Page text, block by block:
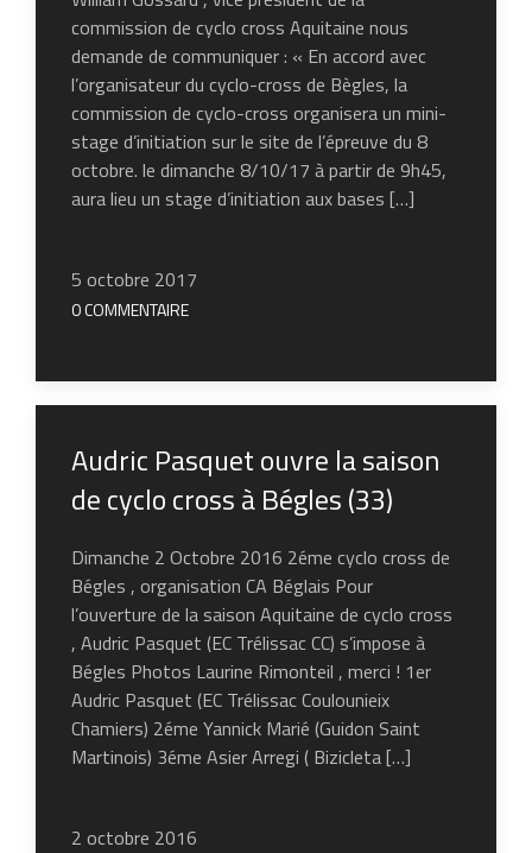
commission de cyclo cross Aquitaine nous
demande de communiquer : « En accord avec
l’organisateur du cyclo-cross de Bègles, la
commission de cyclo-cross organisera un mini-
stage d’initiation sur le site de l’épreuve du 8
octobre. le dimanche 8/10/17 à partir de 9h45,
aura lieu un stage d’initiation aux bases […]
5 octobre 2017
0 COMMENTAIRE
Audric Pasquet ouvre la saison
de cyclo cross à Bégles (33)
Dimanche 2 Octobre 2016 2éme cyclo cross de
Bégles , organisation CA Béglais Pour
l’ouverture de la saison Aquitaine de cyclo cross
, Audric Pasquet (EC Trélissac CC) s’impose à
Bégles Photos Laurine Rimonteil , merci ! 1er
Audric Pasquet (EC Trélissac Coulounieix
Chamiers) 2éme Yannick Marié (Guidon Saint
Martinois) 3éme Asier Arregi ( Bizicleta […]
2 octobre 2016